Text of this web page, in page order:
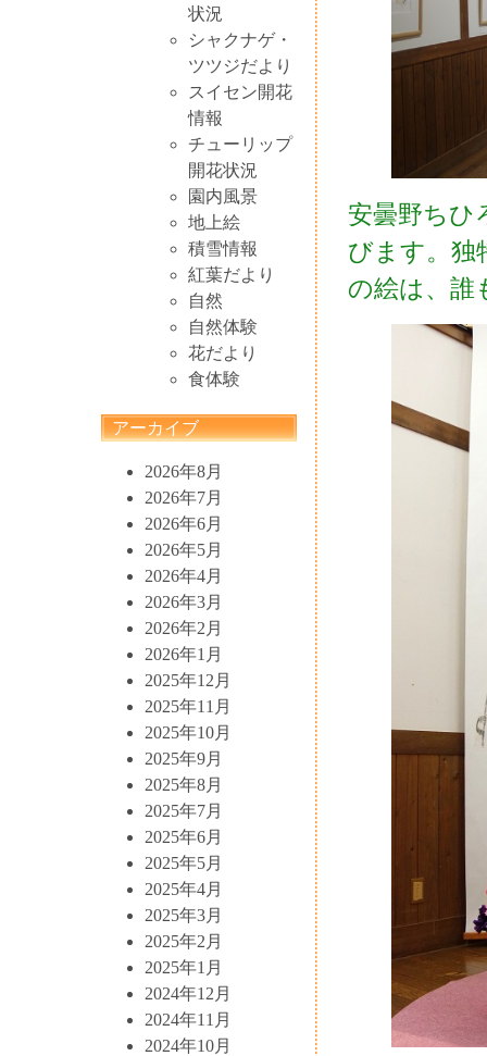
状況
シャクナゲ・
ツツジだより
スイセン開花
情報
チューリップ
開花状況
園内風景
地上絵
積雪情報
紅葉だより
自然
自然体験
花だより
食体験
アーカイブ
2026年8月
2026年7月
2026年6月
2026年5月
2026年4月
2026年3月
2026年2月
2026年1月
2025年12月
2025年11月
2025年10月
2025年9月
2025年8月
2025年7月
2025年6月
2025年5月
2025年4月
2025年3月
2025年2月
2025年1月
2024年12月
2024年11月
2024年10月
安曇野ちひ
びます。独
の絵は、誰